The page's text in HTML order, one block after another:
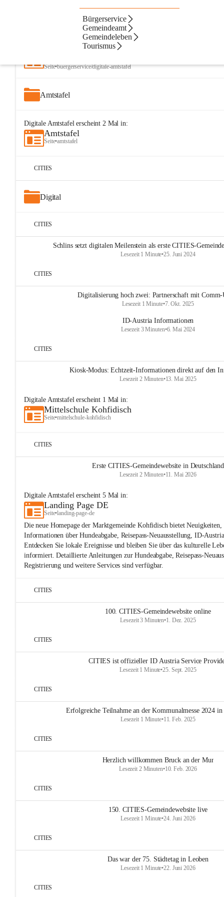
Bürgerservice
Gemeindeamt
Gemeindeleben
Tourismus
Artikel Dateien
Seite•buergerservice/digitale-amtstafel
Amtstafel
Digitale Amtstafelerscheint 2Mal in:
Amtstafel
Seite•amtstafel
CITIES
Digital
CITIES
Schlins setzt digitalen Meilenstein als erste CITIES-
Lesezeit 1 Minute•25. Juni 2024
CITIES
Digitalisierung hoch zwei: Partnerschaft mit
Lesezeit 1 Minute•7. Okt. 2025
ID-Austria Informationen
Lesezeit 3 Minuten•6. Mai 2024
CITIES
Kiosk-Modus: Echtzeit-Informationen direkt auf den
Lesezeit 2 Minuten•13. Mai 2025
Digitale Amtstafelerscheint 1 Mal in:
Mittelschule Kohfidisch
Seite•mittelschule-kohfidisch
CITIES
Erste CITIES-Gemeindewebsite in Deutschland
Lesezeit 2 Minuten•11. Mai 2026
Digitale Amtstafelerscheint 5Mal in:
Landing Page DE
Seite•landing-page-de
Die neue Homepage der Marktgemeinde Kohfidisch bietet Neuigkeiten,
Informationen über Hundeabgabe, Reisepass-Neuausstellung, ID-
Entdecken Sie lokale Ereignisse und bleiben Sie über das kulturelle
informiert. Detaillierte Anleitungen zur Hundeabgabe, Reisepass-
Registrierung und weitere Services sind verfügbar.
CITIES
100. CITIES-Gemeindewebsite online
Lesezeit 3 Minuten•1. Dez. 2025
CITIES
CITIES ist offizieller ID Austria Service
Lesezeit 1 Minute•25. Sept. 2025
CITIES
Erfolgreiche Teilnahme an der Kommunalmesse 2024
Lesezeit 1 Minute•11. Feb. 2025
CITIES
Herzlich willkommen Bruck an der Mur
Lesezeit 2 Minuten•10. Feb. 2026
CITIES
150. CITIES-Gemeindewebsite live
Lesezeit 1 Minute•24. Juni 2026
CITIES
Das war der 75. Städtetag in Leoben
Lesezeit 1 Minute•22. Juni 2026
CITIES